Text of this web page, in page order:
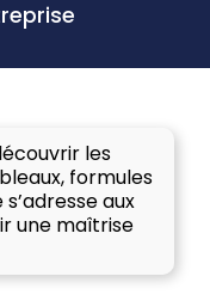
les
formules
aux
une maîtrise